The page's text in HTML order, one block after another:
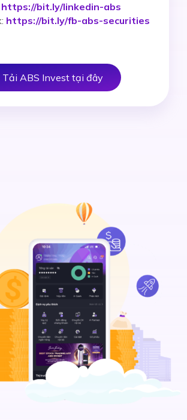
https://bit.ly/linkedin-abs
https://bit.ly/fb-abs-securities
Tải ABS Invest tại đây